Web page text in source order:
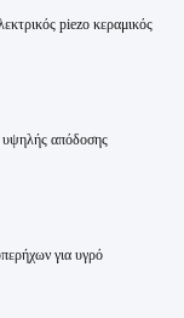
piezo κεραμικός
υψηλής απόδοσης
για υγρό